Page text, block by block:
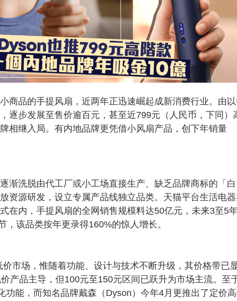
商品的手提风扇，近两年正迅速崛起成新消费行业。由
逐步发展至售价逾百元，甚至近799元（人民币，下同）
相继入局。有内地品牌更凭借小风扇产品，创下年销量
渐洗脱由代工厂或小工场直接生产、缺乏品牌商标的「白
资源研发，设立专属产品线独立品类。天猫平台生活电
在内，手提风扇的全网销售规模料达50亿元，未来3至5
该品类按年更录得160%的惊人增长。
市场，惟随着功能、设计与技术不断升级，其价格带已
产品主导，但100元至150元区间已跃升为市场主流。至
功能，而知名品牌戴森（Dyson）今年4月更推出了定价